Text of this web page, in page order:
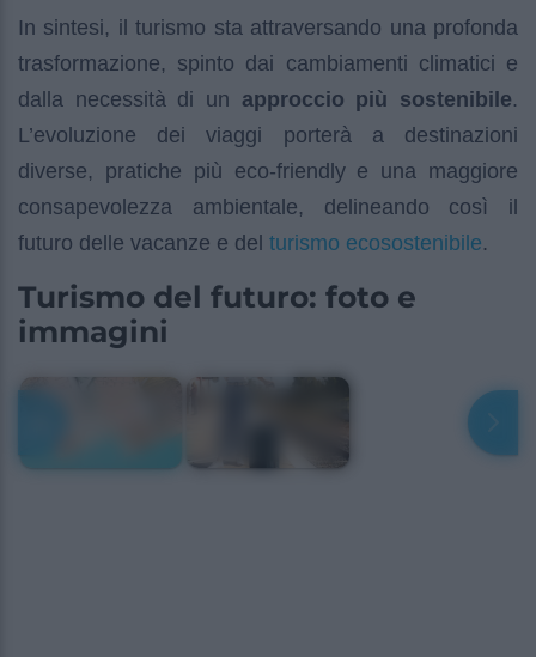
In sintesi, il turismo sta attraversando una profonda
trasformazione, spinto dai cambiamenti climatici e
dalla necessità di un approccio più sostenibile.
L’evoluzione dei viaggi porterà a destinazioni
diverse, pratiche più eco-friendly e una maggiore
consapevolezza ambientale, delineando così il
futuro delle vacanze e del turismo ecosostenibile.
Turismo del futuro: foto e
immagini